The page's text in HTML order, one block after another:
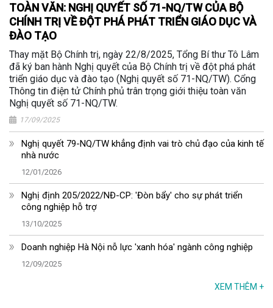
TOÀN VĂN: NGHỊ QUYẾT SỐ 71-NQ/TW CỦA BỘ
CHÍNH TRỊ VỀ ĐỘT PHÁ PHÁT TRIỂN GIÁO DỤC VÀ
ĐÀO TẠO
Thay mặt Bộ Chính trị, ngày 22/8/2025, Tổng Bí thư Tô Lâm
đã ký ban hành Nghị quyết của Bộ Chính trị về đột phá phát
triển giáo dục và đào tạo (Nghị quyết số 71-NQ/TW). Cổng
Thông tin điện tử Chính phủ trân trọng giới thiệu toàn văn
Nghị quyết số 71-NQ/TW.
17/09/2025
Nghị quyết 79-NQ/TW khẳng định vai trò chủ đạo của kinh tế
nhà nước
12/01/2026
Nghị định 205/2022/NĐ-CP: 'Đòn bẩy' cho sự phát triển
công nghiệp hỗ trợ
13/10/2025
Doanh nghiệp Hà Nội nỗ lực 'xanh hóa' ngành công nghiệp
12/09/2025
XEM THÊM +